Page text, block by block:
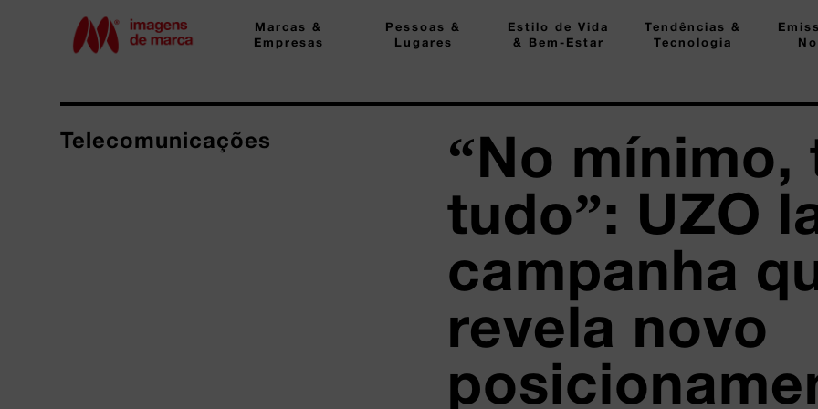
Marcas &
Empresas
Pessoas &
Lugares
Estilo de Vida
& Bem-Estar
Tendências &
Tecnologia
Telecomunicações
“No mínimo,
tudo”: UZO
campanha
revela novo